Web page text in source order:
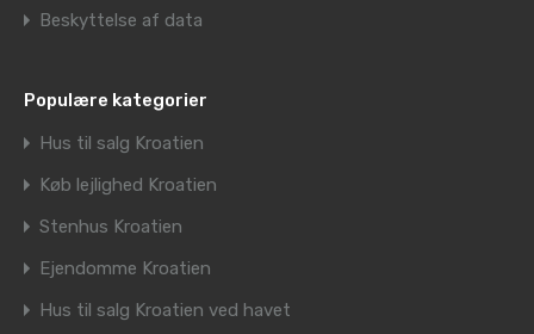
Beskyttelse af data
Populære kategorier
Hus til salg Kroatien
Køb lejlighed Kroatien
Stenhus Kroatien
Ejendomme Kroatien
Hus til salg Kroatien ved havet